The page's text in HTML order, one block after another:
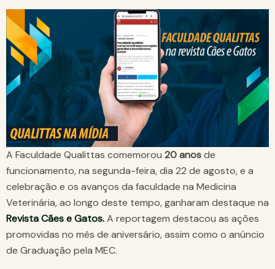
A Faculdade Qualittas comemorou 20 anosde
funcionamento, na segunda-feira, dia 22 de agosto, e a
celebração e os avanços da faculdade na Medicina
Veterinária, ao longo deste tempo, ganharam destaque na
Revista Cães e Gatos.A reportagem destacou as ações
promovidas no mês de aniversário, assim como o anúncio
de Graduação pela MEC.